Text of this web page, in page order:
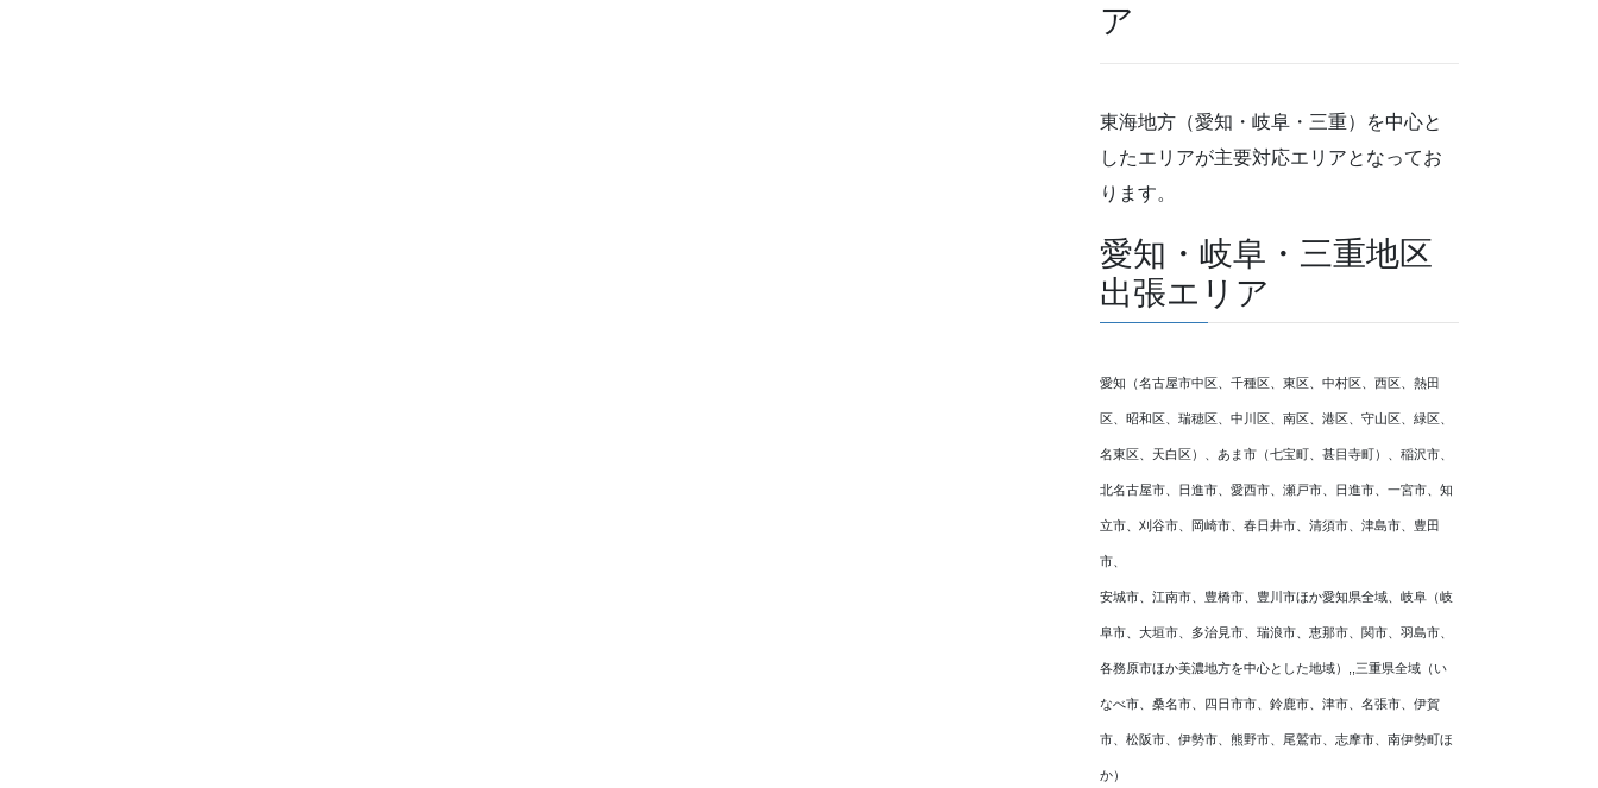
ア
東海地方（愛知・岐阜・三重）を中心と
したエリアが主要対応エリアとなってお
ります。
愛知・岐阜・三重地区
出張エリア
愛知（名古屋市中区、千種区、東区、中村区、西区、熱田
区、昭和区、瑞穂区、中川区、南区、港区、守山区、緑区、
名東区、天白区）、あま市（七宝町、甚目寺町）、稲沢市、
北名古屋市、日進市、愛西市、瀬戸市、日進市、一宮市、知
立市、刈谷市、岡崎市、春日井市、清須市、津島市、豊田
市、
安城市、江南市、豊橋市、豊川市ほか愛知県全域、岐阜（岐
阜市、大垣市、多治見市、瑞浪市、恵那市、関市、羽島市、
各務原市ほか美濃地方を中心とした地域）,,三重県全域（い
なべ市、桑名市、四日市市、鈴鹿市、津市、名張市、伊賀
市、松阪市、伊勢市、熊野市、尾鷲市、志摩市、南伊勢町ほ
か）